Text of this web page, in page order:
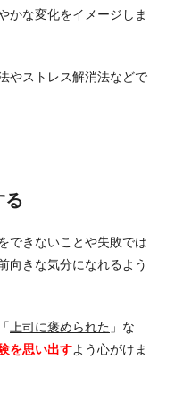
かな変化をイメージしま
やストレス解消法などで
る
できないことや失敗では
向きな気分になれるよう
上司に褒められた 」な
を思い出すよう心がけま